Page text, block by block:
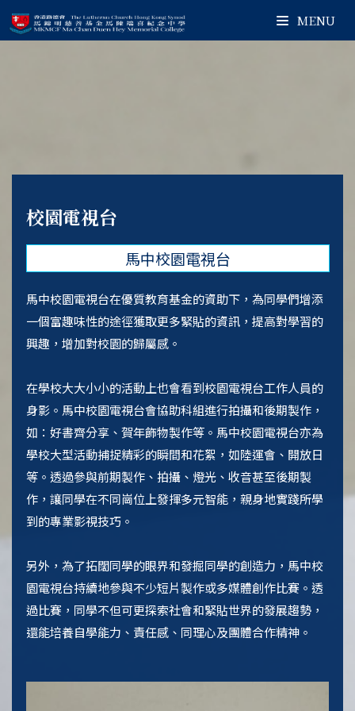
MENU
校園電視台
馬中校園電視台
馬中校園電視台在優質教育基金的資助下，為同學們增添
一個富趣味性的途徑獲取更多緊貼的資訊，提高對學習的
興趣，增加對校園的歸屬感。
在學校大大小小的活動上也會看到校園電視台工作人員的
身影。馬中校園電視台會協助科組進行拍攝和後期製作，
如：好書齊分享、賀年飾物製作等。馬中校園電視台亦為
學校大型活動捕捉精彩的瞬間和花絮，如陸運會、開放日
等。透過參與前期製作、拍攝、燈光、收音甚至後期製
作，讓同學在不同崗位上發揮多元智能，親身地實踐所學
到的專業影視技巧。
另外，為了拓闊同學的眼界和發掘同學的創造力，馬中校
園電視台持續地參與不少短片製作或多媒體創作比賽。透
過比賽，同學不但可更探索社會和緊貼世界的發展趨勢，
還能培養自學能力、責任感、同理心及團體合作精神。